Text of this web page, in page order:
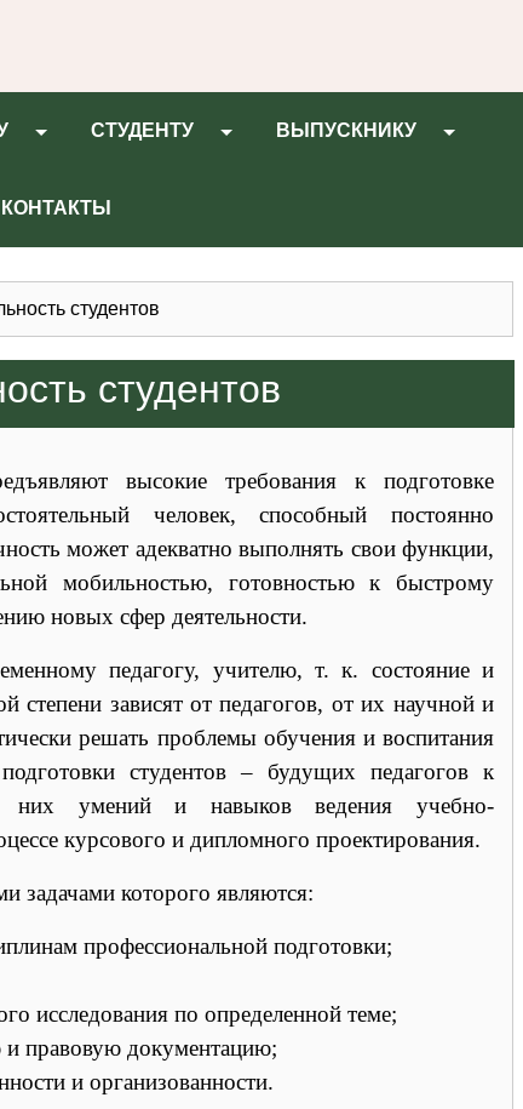
СТУДЕНТУ ВЫПУСКНИКУ
КОНТАКТЫ
студентов
студентов
высокие требования к подготовке
человек, способный постоянно
может адекватно выполнять свои функции,
мобильностью, готовностью к быстрому
новых сфер деятельности.
педагогу, учителю, т. к. состояние и
степени зависят от педагогов, от их научной и
решать проблемы обучения и воспитания
студентов – будущих педагогов к
у них умений и навыков ведения учебно-
курсового и дипломного проектирования.
задачами которого являются:
профессиональной подготовки;
исследования по определенной теме;
правовую документацию;
и организованности.